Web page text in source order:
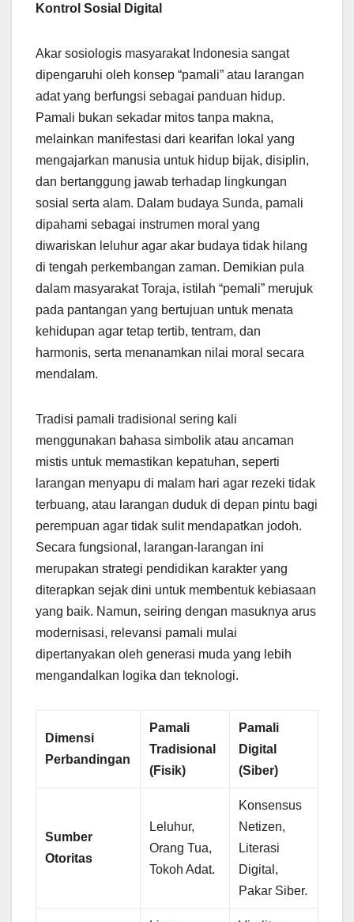
Kontrol Sosial Digital
Akar sosiologis masyarakat Indonesia sangat
dipengaruhi oleh konsep “pamali” atau larangan
adat yang berfungsi sebagai panduan hidup.
Pamali bukan sekadar mitos tanpa makna,
melainkan manifestasi dari kearifan lokal yang
mengajarkan manusia untuk hidup bijak, disiplin,
dan bertanggung jawab terhadap lingkungan
sosial serta alam. Dalam budaya Sunda, pamali
dipahami sebagai instrumen moral yang
diwariskan leluhur agar akar budaya tidak hilang
di tengah perkembangan zaman. Demikian pula
dalam masyarakat Toraja, istilah “pemali” merujuk
pada pantangan yang bertujuan untuk menata
kehidupan agar tetap tertib, tentram, dan
harmonis, serta menanamkan nilai moral secara
mendalam.
Tradisi pamali tradisional sering kali
menggunakan bahasa simbolik atau ancaman
mistis untuk memastikan kepatuhan, seperti
larangan menyapu di malam hari agar rezeki tidak
terbuang, atau larangan duduk di depan pintu bagi
perempuan agar tidak sulit mendapatkan jodoh.
Secara fungsional, larangan-larangan ini
merupakan strategi pendidikan karakter yang
diterapkan sejak dini untuk membentuk kebiasaan
yang baik. Namun, seiring dengan masuknya arus
modernisasi, relevansi pamali mulai
dipertanyakan oleh generasi muda yang lebih
mengandalkan logika dan teknologi.
Dimensi
Perbandingan
Pamali
Tradisional
(Fisik)
Pamali
Digital
(Siber)
Sumber
Otoritas
Leluhur,
Orang Tua,
Tokoh Adat.
Konsensus
Netizen,
Literasi
Digital,
Pakar Siber.